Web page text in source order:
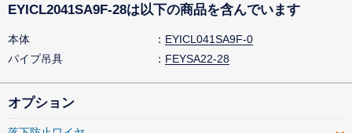
EYICL2041SA9F-28は以下の商品を含んでいます
本体
EYICL041SA9F-0
パイプ吊具
FEYSA22-28
オプション